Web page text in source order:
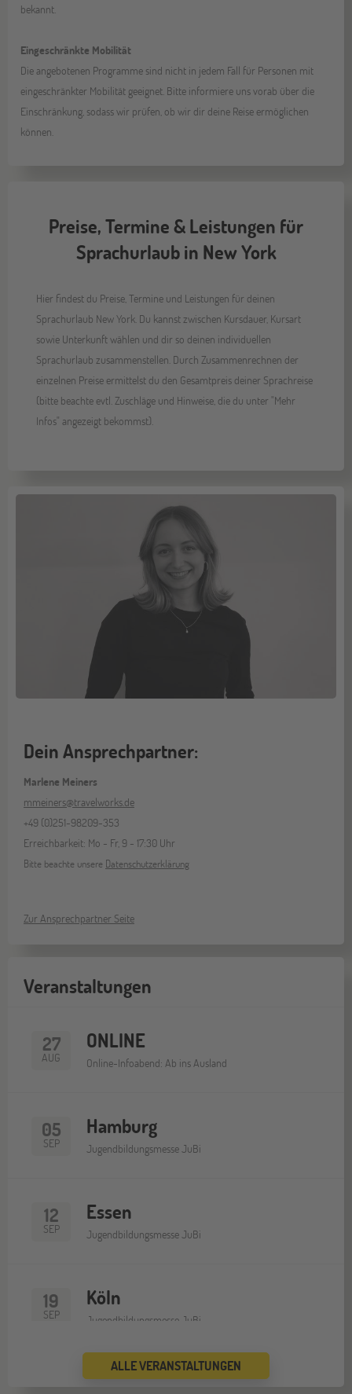
bekannt.
Eingeschränkte Mobilität
Die angebotenen Programme sind nicht in jedem Fall für Personen mit
eingeschränkter Mobilität geeignet. Bitte informiere uns vorab über die
Einschränkung, sodass wir prüfen, ob wir dir deine Reise ermöglichen
können.
Preise, Termine & Leistungen für
Sprachurlaub in New York
Hier findest du Preise, Termine und Leistungen für deinen
Sprachurlaub New York. Du kannst zwischen Kursdauer, Kursart
sowie Unterkunft wählen und dir so deinen individuellen
Sprachurlaub zusammenstellen. Durch Zusammenrechnen der
einzelnen Preise ermittelst du den Gesamtpreis deiner Sprachreise
(bitte beachte evtl. Zuschläge und Hinweise, die du unter "Mehr
Infos" angezeigt bekommst).
Dein Ansprechpartner:
Marlene Meiners
mmeiners@travelworks.de
+49 (0)251-98209-353
Erreichbarkeit: Mo - Fr, 9 - 17:30 Uhr
Bitte beachte unsere Datenschutzerklärung
Zur Ansprechpartner Seite
Veranstaltungen
27
AUG
ONLINE
Online-Infoabend: Ab ins Ausland
05
SEP
Hamburg
Jugendbildungsmesse JuBi
12
SEP
Essen
Jugendbildungsmesse JuBi
19
SEP
Köln
Jugendbildungsmesse JuBi
Bremen
ALLE VERANSTALTUNGEN